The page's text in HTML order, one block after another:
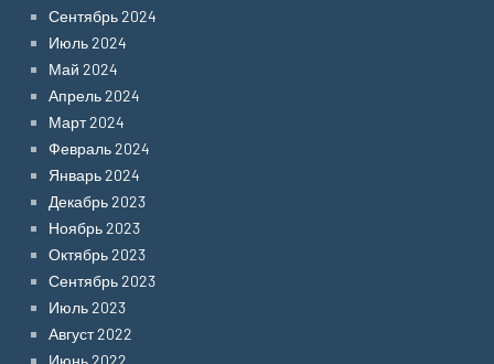
Сентябрь 2024
Июль 2024
Май 2024
Апрель 2024
Март 2024
Февраль 2024
Январь 2024
Декабрь 2023
Ноябрь 2023
Октябрь 2023
Сентябрь 2023
Июль 2023
Август 2022
Июнь 2022